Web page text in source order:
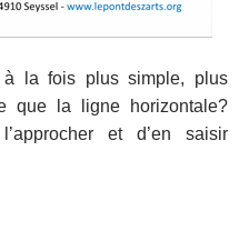
la fois plus simple, plus
que la ligne horizontale?
et d’en saisir